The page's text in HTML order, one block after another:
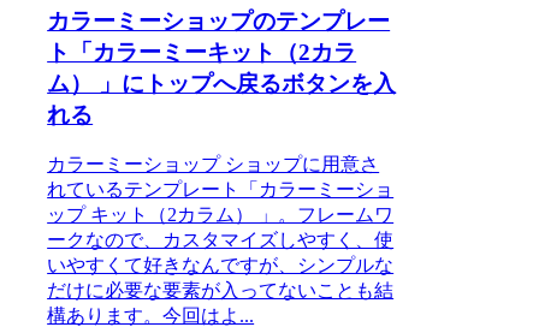
カラーミーショップのテンプレー
ト「カラーミーキット（2カラ
ム） 」にトップへ戻るボタンを入
れる
カラーミーショップ ショップに用意さ
れているテンプレート「カラーミーショ
ップ キット（2カラム） 」。フレームワ
ークなので、カスタマイズしやすく、使
いやすくて好きなんですが、シンプルな
だけに必要な要素が入ってないことも結
構あります。今回はよ...